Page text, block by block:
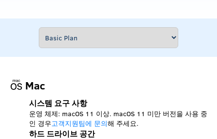
Mac
시스템 요구 사항
운영 체제: macOS 11 이상. macOS 11 미만 버전을 사용 중
인 경우고객지원팀에 문의해 주세요.
하드 드라이브 공간